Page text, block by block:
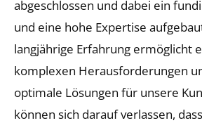
abgeschlossen und dabei ein
und eine hohe Expertise
langjährige Erfahrung ermöglicht
komplexen Herausforderungen
optimale Lösungen für unsere
können sich darauf verlassen,